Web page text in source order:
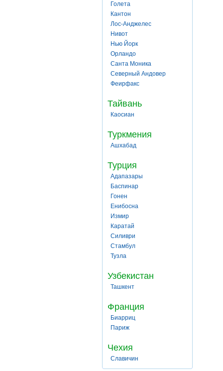
Голета
Кантон
Лос-Анджелес
Нивот
Нью Йорк
Орландо
Санта Моника
Северный Андовер
Феирфакс
Тайвань
Каосиан
Туркмения
Ашхабад
Турция
Адапазары
Баспинар
Гонен
Енибосна
Измир
Каратай
Силиври
Стамбул
Тузла
Узбекистан
Ташкент
Франция
Биарриц
Париж
Чехия
Славичин